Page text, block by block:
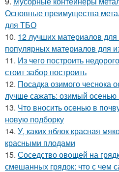
Основные преимущества
для ТБО
10. 12 лучших материалов
популярных материалов для
11. Из чего построить
стоит забор построить
12. Посадка озимого чеснока
лучше сажать: озимый осенью
13. Что вносить осенью в
новую подборку
14. У, каких яблок красная
красными плодами
15. Соседство овощей на
смешанных грядок: что с чем